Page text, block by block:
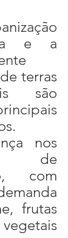
e a
terras
são
nos
de
com
frutas